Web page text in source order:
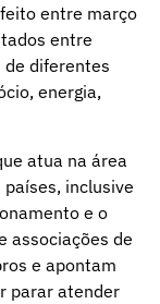
entre março
entre
de diferentes
energia,
atua na área
inclusive
e o
associações de
e apontam
parar atender